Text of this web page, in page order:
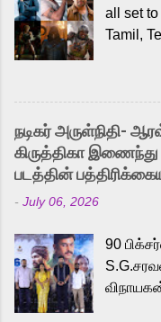
all set
Tamil,
and
into the
strong
Adding
to the
Raavan,
நடிகர் அருள்நிதி-
கிருத்திகா
படத்தின்
- July 06, 2026
90